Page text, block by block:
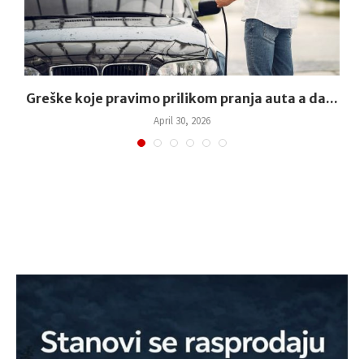
Greške koje pravimo prilikom pranja auta a da...
April 30, 2026